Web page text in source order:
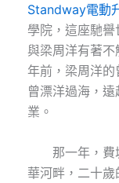
Standway電動
學院，這座馳
與梁周洋有著不
年前，梁周洋的
曾漂洋過海，
業。
那一年，
華河畔，二十